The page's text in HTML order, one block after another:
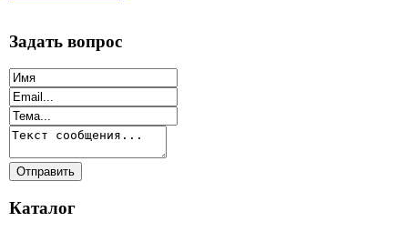
Задать вопрос
Каталог